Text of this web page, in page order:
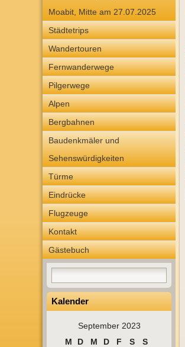
Moabit, Mitte am 27.07.2025
Städtetrips
Wandertouren
Fernwanderwege
Pilgerwege
Alpen
Bergbahnen
Baudenkmäler und
Sehenswürdigkeiten
Türme
Eindrücke
Flugzeuge
Kontakt
Gästebuch
Kalender
September 2023
M
D M D F S
S